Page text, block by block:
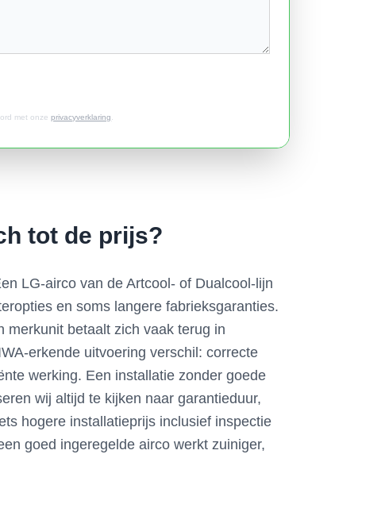
met onzeprivacyverklaring
tot de prijs?
LG-airco van de Artcool- of Dualcool-lijn
en soms langere fabrieksgaranties.
merkunit betaalt zich vaak terug in
erkende uitvoering verschil: correcte
werking. Een installatie zonder goede
wij altijd te kijken naar garantieduur,
hogere installatieprijs inclusief inspectie
goed ingeregelde airco werkt zuiniger,